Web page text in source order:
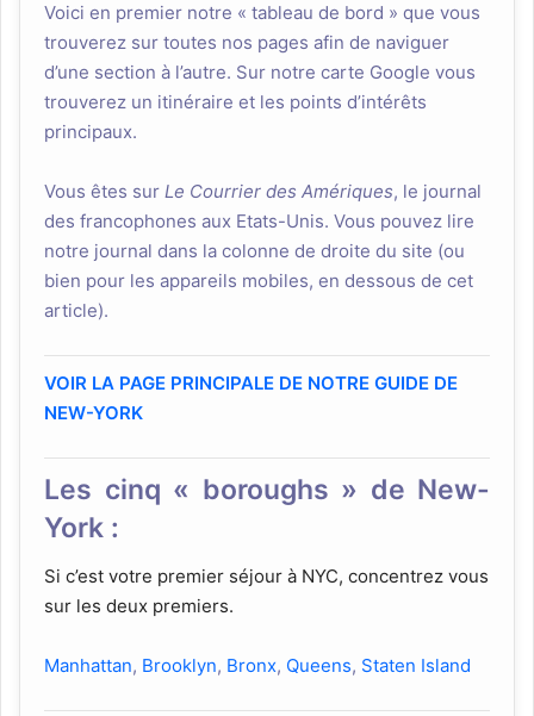
Voici en premier notre « tableau de bord » que vous
trouverez sur toutes nos pages afin de naviguer
d’une section à l’autre. Sur notre carte Google vous
trouverez un itinéraire et les points d’intérêts
principaux.
Vous êtes sur Le Courrier des Amériques, le journal
des francophones aux Etats-Unis. Vous pouvez lire
notre journal dans la colonne de droite du site (ou
bien pour les appareils mobiles, en dessous de cet
article).
VOIR LA PAGE PRINCIPALE DE NOTRE GUIDE DE
NEW-YORK
Les cinq « boroughs » de New-
York :
Si c’est votre premier séjour à NYC, concentrez vous
sur les deux premiers.
Manhattan, Brooklyn, Bronx, Queens, Staten Island